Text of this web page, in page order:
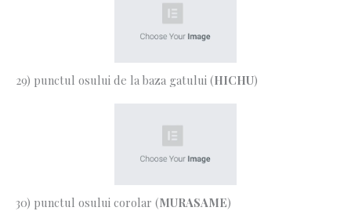
29) punctul osului de la baza gatului (HICHU)
30) punctul osului corolar (MURASAME)